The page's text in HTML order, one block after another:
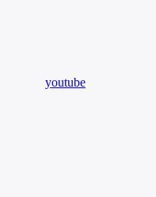
youtube